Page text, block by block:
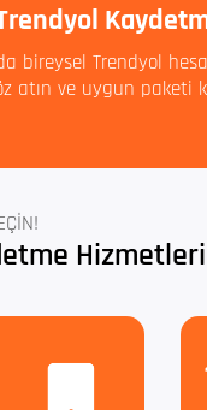
bireysel Trendyol
atın ve uygun paketi
Hizmetleri